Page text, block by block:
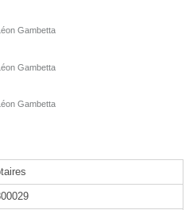
Gambetta
Gambetta
Gambetta